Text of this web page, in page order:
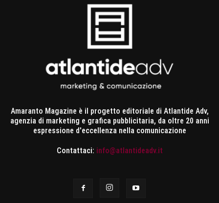
Amaranto Magazine è il progetto editoriale di Atlantide Adv,
agenzia di marketing e grafica pubblicitaria, da oltre 20 anni
espressione d'eccellenza nella comunicazione
Contattaci: info@atlantideadv.it